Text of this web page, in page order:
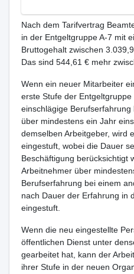
Nach dem Tarifvertrag
in der Entgeltgruppe A-7 mit
Bruttogehalt zwischen
Das sind 544,61 € mehr
Wenn ein neuer Mitarbeiter
erste Stufe der
einschlägige
über mindestens ein Jahr
demselben Arbeitgeber, wird
eingestuft, wobei die Dauer
Beschäftigung berücksichtigt
Arbeitnehmer über
Berufserfahrung bei einem
nach Dauer der Erfahrung in
eingestuft.
Wenn die neu eingestellte
öffentlichen Dienst unter
gearbeitet hat, kann der
ihrer Stufe in der neuen